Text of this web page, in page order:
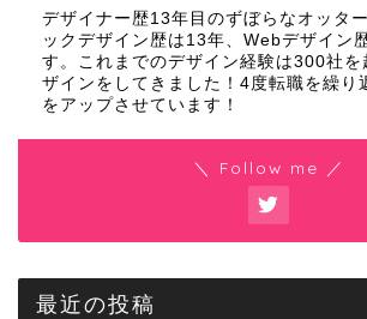
デザイナー歴13年目のずぼらなオッタ
ックデザイン歴は13年、Webデザイン
す。これまでのデザイン経験は300社
ザインをしてきました！4度転職を繰り
をアップさせています！
＼ Follow me ／
最近の投稿